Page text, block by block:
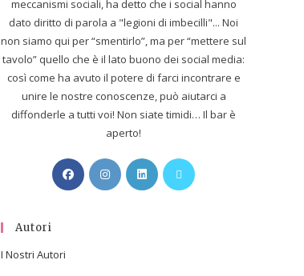
meccanismi sociali, ha detto che i social hanno
dato diritto di parola a "legioni di imbecilli"... Noi
non siamo qui per “smentirlo”, ma per “mettere sul
tavolo” quello che è il lato buono dei social media:
così come ha avuto il potere di farci incontrare e
unire le nostre conoscenze, può aiutarci a
diffonderle a tutti voi! Non siate timidi… Il bar è
aperto!
Autori
I Nostri Autori